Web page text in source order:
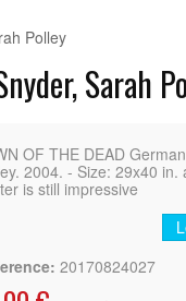
Polley
Sarah
OF THE DEAD
2004. - Size: 29x40
is still impressive
20170824027